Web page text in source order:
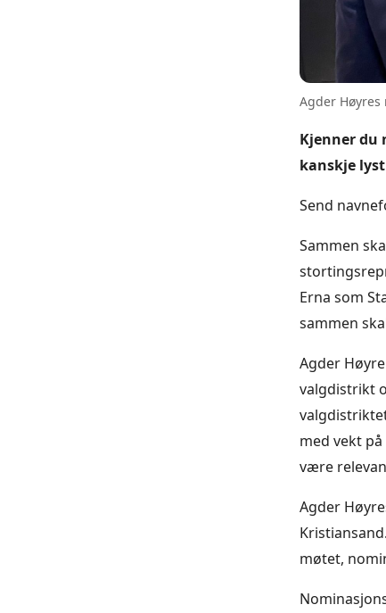
Agder Høyres
Kjenner du
kanskje
Send
Sammen
Erna som
sammen
Agder
valgdistrikt
med vekt
være
Agder
møtet,